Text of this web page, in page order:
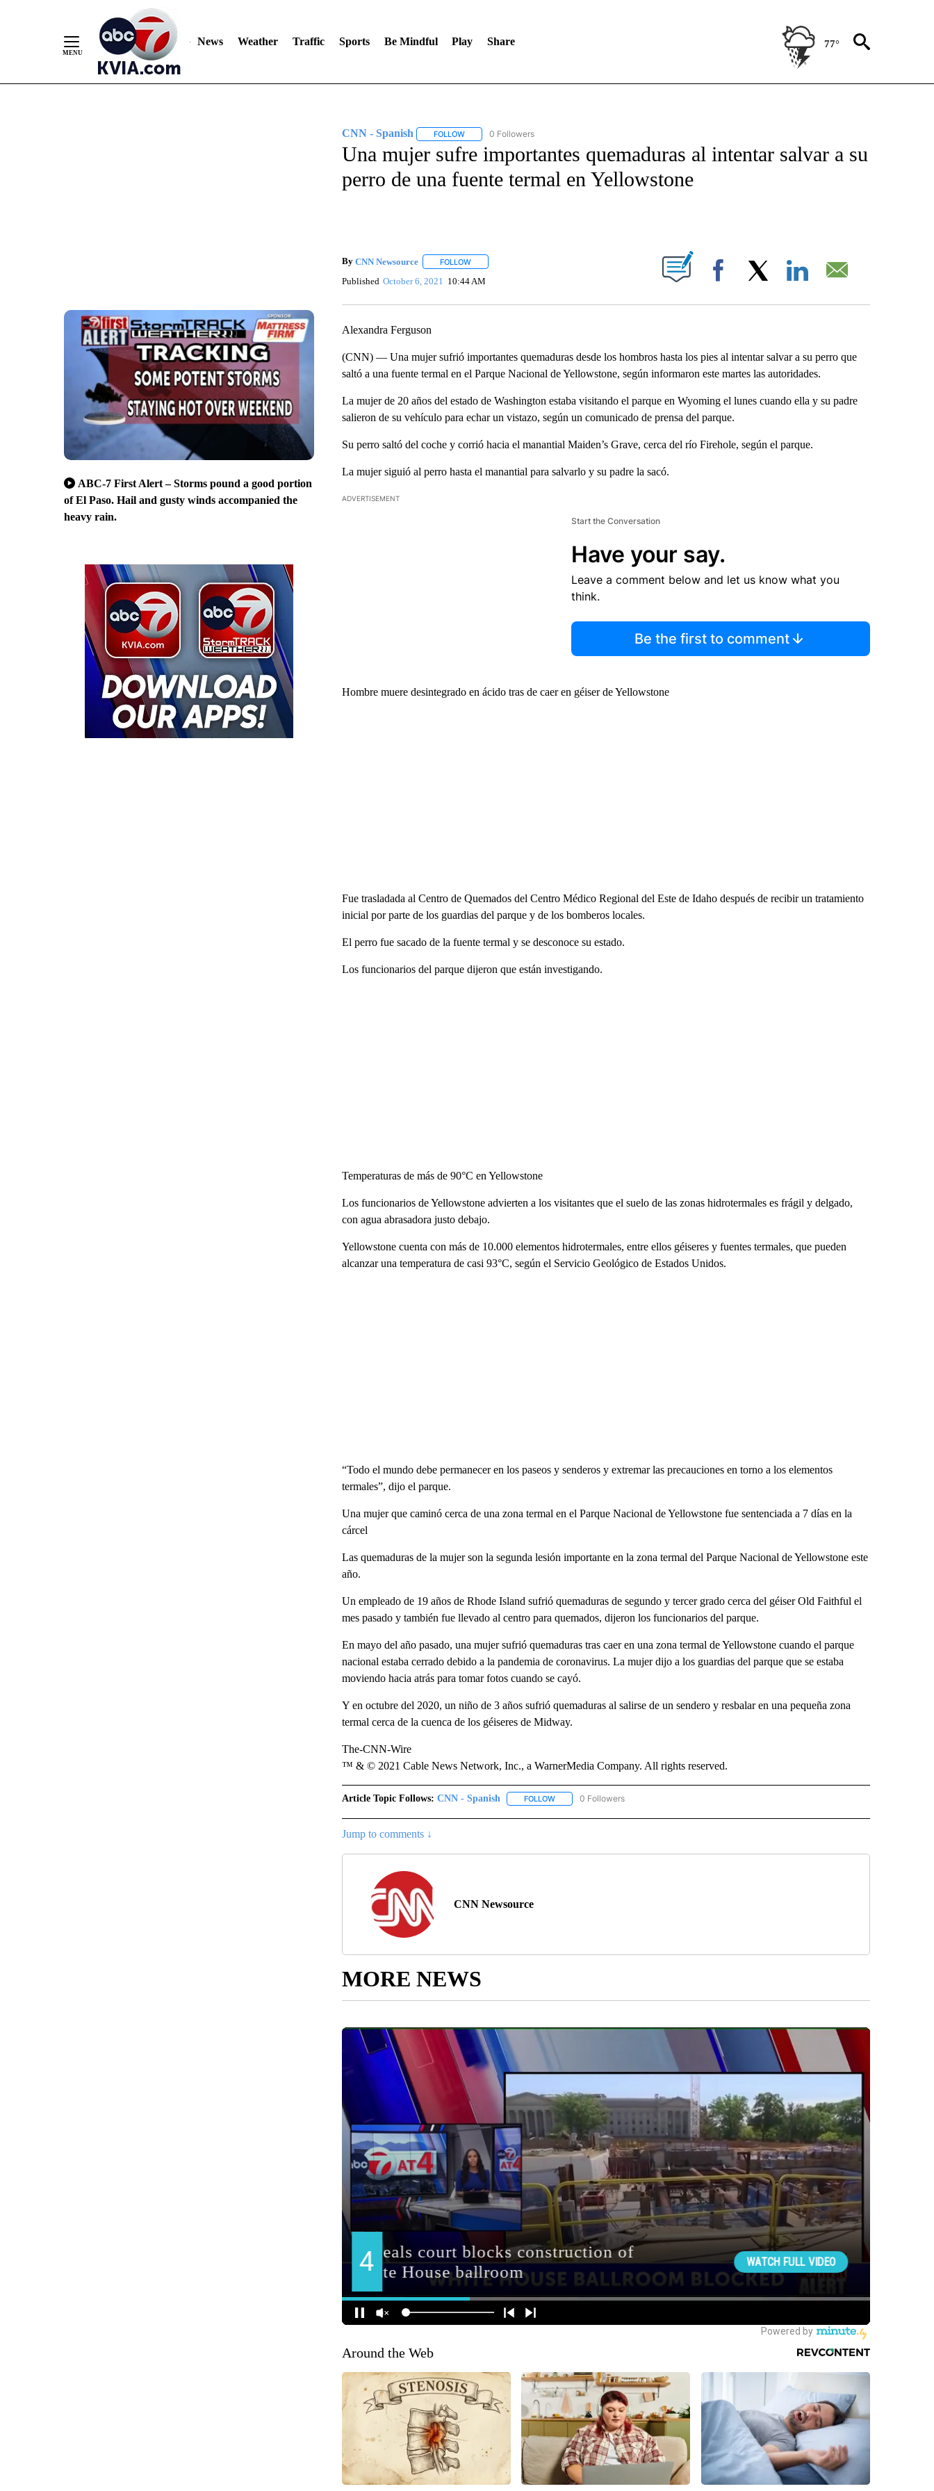
News Weather Traffic Sports Be Mindful Play Share 77°
ABC-7 First Alert – Storms pound a good portion
of El Paso. Hail and gusty winds accompanied the
heavy rain.
CNN - Spanish FOLLOWFOLLOW "CNN - SPANISH" TO RECEIVE NOTIFICATIONS ABOUT NEW PAGES ON "CNN - SPANISH".
0 Followers
Una mujer sufre importantes quemaduras al intentar salvar a su
perro de una fuente termal en Yellowstone
By CNN Newsource FOLLOWFOLLOW "" TO RECEIVE NOTIFICATIONS ABOUT NEW PAGES ON "".
Published October 6, 2021 10:44 AM Facebook
Alexandra Ferguson
(CNN) — Una mujer sufrió importantes quemaduras desde los hombros hasta los pies al intentar salvar a su perro que
saltó a una fuente termal en el Parque Nacional de Yellowstone, según informaron este martes las autoridades.
La mujer de 20 años del estado de Washington estaba visitando el parque en Wyoming el lunes cuando ella y su padre
salieron de su vehículo para echar un vistazo, según un comunicado de prensa del parque.
Su perro saltó del coche y corrió hacia el manantial Maiden’s Grave, cerca del río Firehole, según el parque.
La mujer siguió al perro hasta el manantial para salvarlo y su padre la sacó.
ADVERTISEMENT
Start the Conversation
Have your say.
Leave a comment below and let us know what you
think.
Be the first to comment
Hombre muere desintegrado en ácido tras de caer en géiser de Yellowstone
Fue trasladada al Centro de Quemados del Centro Médico Regional del Este de Idaho después de recibir un tratamiento
inicial por parte de los guardias del parque y de los bomberos locales.
El perro fue sacado de la fuente termal y se desconoce su estado.
Los funcionarios del parque dijeron que están investigando.
Temperaturas de más de 90°C en Yellowstone
Los funcionarios de Yellowstone advierten a los visitantes que el suelo de las zonas hidrotermales es frágil y delgado,
con agua abrasadora justo debajo.
Yellowstone cuenta con más de 10.000 elementos hidrotermales, entre ellos géiseres y fuentes termales, que pueden
alcanzar una temperatura de casi 93°C, según el Servicio Geológico de Estados Unidos.
“Todo el mundo debe permanecer en los paseos y senderos y extremar las precauciones en torno a los elementos
termales”, dijo el parque.
Una mujer que caminó cerca de una zona termal en el Parque Nacional de Yellowstone fue sentenciada a 7 días en la
cárcel
Las quemaduras de la mujer son la segunda lesión importante en la zona termal del Parque Nacional de Yellowstone este
año.
Un empleado de 19 años de Rhode Island sufrió quemaduras de segundo y tercer grado cerca del géiser Old Faithful el
mes pasado y también fue llevado al centro para quemados, dijeron los funcionarios del parque.
En mayo del año pasado, una mujer sufrió quemaduras tras caer en una zona termal de Yellowstone cuando el parque
nacional estaba cerrado debido a la pandemia de coronavirus. La mujer dijo a los guardias del parque que se estaba
moviendo hacia atrás para tomar fotos cuando se cayó.
Y en octubre del 2020, un niño de 3 años sufrió quemaduras al salirse de un sendero y resbalar en una pequeña zona
termal cerca de la cuenca de los géiseres de Midway.
The-CNN-Wire
™ & © 2021 Cable News Network, Inc., a WarnerMedia Company. All rights reserved.
Article Topic Follows: CNN - Spanish FOLLOWFOLLOW "CNN - SPANISH" TO RECEIVE NOTIFICATIONS ABOUT NEW PAGES ON "CNN - SPANISH".
0 Followers
Jump to comments ↓
CNN Newsource
MORE NEWS
Around the Web